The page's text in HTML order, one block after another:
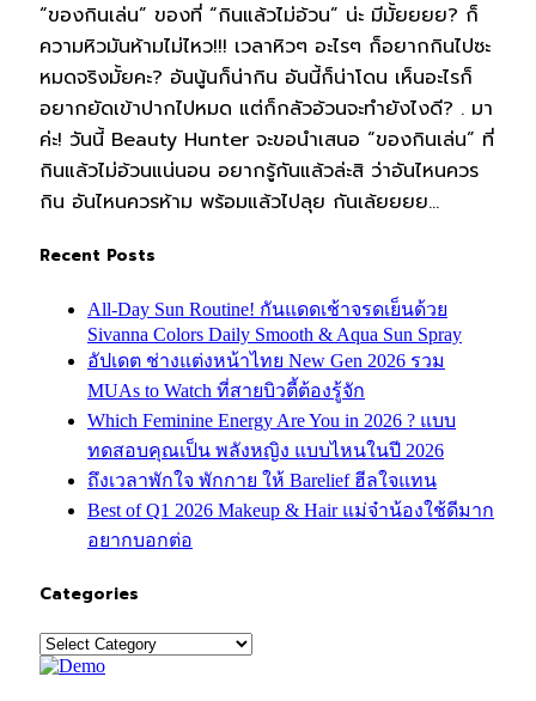
“ของกินเล่น” ของที่ “กินแล้วไม่อ้วน” น่ะ มีมั้ยยยย? ก็
ความหิวมันห้ามไม่ไหว!!! เวลาหิวๆ อะไรๆ ก็อยากกินไปซะ
หมดจริงมั้ยคะ? อันนู้นก็น่ากิน อันนี้ก็น่าโดน เห็นอะไรก็
อยากยัดเข้าปากไปหมด แต่ก็กลัวอ้วนจะทำยังไงดี? . มา
ค่ะ! วันนี้ Beauty Hunter จะขอนำเสนอ “ของกินเล่น” ที่
กินแล้วไม่อ้วนแน่นอน อยากรู้กันแล้วล่ะสิ ว่าอันไหนควร
กิน อันไหนควรห้าม พร้อมแล้วไปลุย กันเล้ยยยย…
Recent Posts
All-Day Sun Routine! กันแดดเช้าจรดเย็นด้วย
Sivanna Colors Daily Smooth & Aqua Sun Spray
อัปเดต ช่างแต่งหน้าไทย New Gen 2026 รวม
MUAs to Watch ที่สายบิวตี้ต้องรู้จัก
Which Feminine Energy Are You in 2026 ? แบบ
ทดสอบคุณเป็น พลังหญิง แบบไหนในปี 2026
ถึงเวลาพักใจ พักกาย ให้ Barelief ฮีลใจแทน
Best of Q1 2026 Makeup & Hair แม่จ๋าน้องใช้ดีมาก
อยากบอกต่อ
Categories
Categories